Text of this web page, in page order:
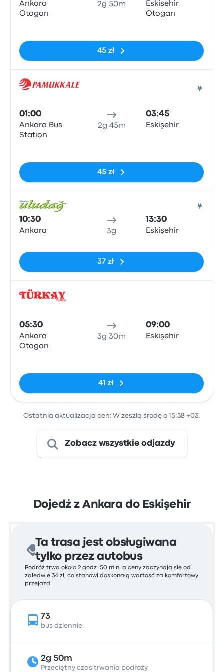
Ankara
Otogarı
2g 50m
Eskisehir
Otogarı
45 zł
01:00
Ankara Bus
Station
2g 45m
03:45
Eskişehir
45 zł
10:30
Ankara 3g
13:30
Eskişehir
37 zł
05:30
Ankara
Otogarı
3g 30m
09:00
Eskişehir
41 zł
Ostatnia aktualizacja cen: W zeszłą środę o 15:38 +03.
Zobacz wszystkie odjazdy
Dojedź z Ankara do Eskişehir
Ta trasa jest obsługiwana
tylko przez autobus
Podróż trwa około 2 godz. 50 min, a ceny zaczynają się od
zaledwie 34 zł, co stanowi doskonałą wartość za komfortowy
przejazd.
73
bus dziennie
2g 50m
Przeciętny czas trwania podróży